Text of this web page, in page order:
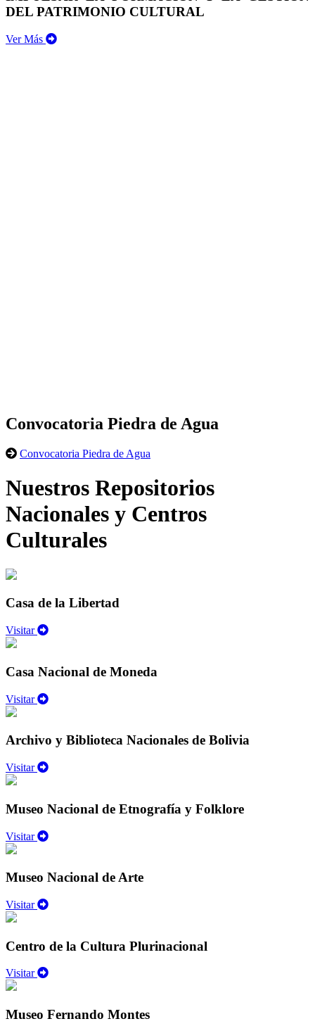
DEL PATRIMONIO CULTURAL
Ver Más
Convocatoria Piedra de Agua
Convocatoria Piedra de Agua
Nuestros Repositorios
Nacionales y Centros
Culturales
Casa de la Libertad
Visitar
Casa Nacional de Moneda
Visitar
Archivo y Biblioteca Nacionales de Bolivia
Visitar
Museo Nacional de Etnografía y Folklore
Visitar
Museo Nacional de Arte
Visitar
Centro de la Cultura Plurinacional
Visitar
Museo Fernando Montes